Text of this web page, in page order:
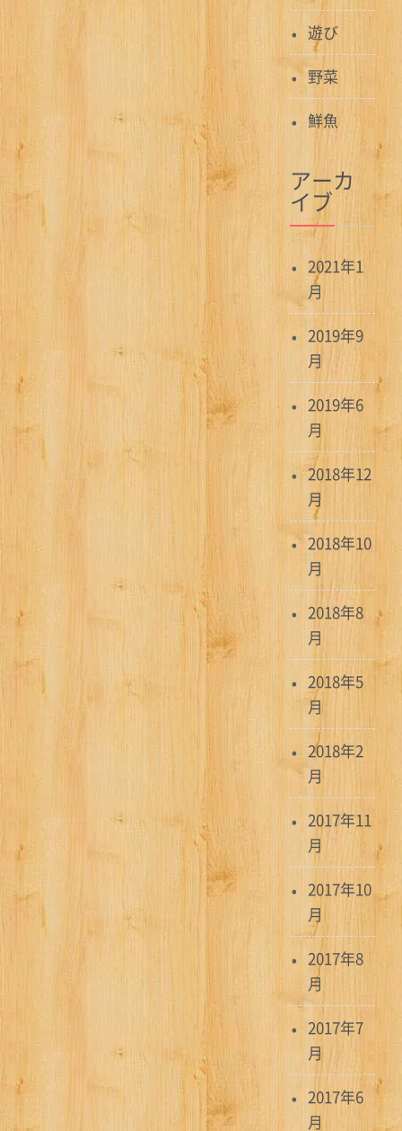
遊び
野菜
鮮魚
アーカ
イブ
2021年1
月
2019年9
月
2019年6
月
2018年12
月
2018年10
月
2018年8
月
2018年5
月
2018年2
月
2017年11
月
2017年10
月
2017年8
月
2017年7
月
2017年6
月